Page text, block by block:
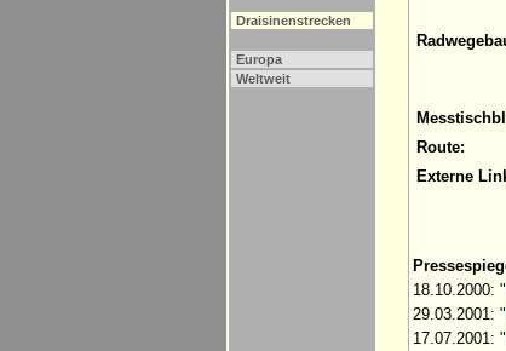
Draisinenstrecken
Europa
Weltweit
Route:
Externe
18.10.2000: "
29.03.2001: "
17.07.2001: "